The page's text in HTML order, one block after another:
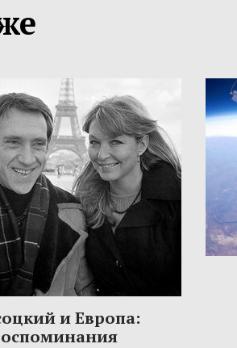
и Европа: